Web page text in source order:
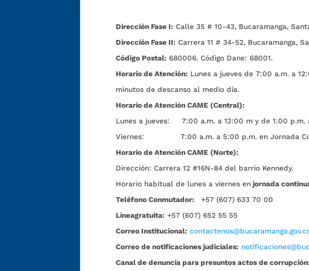
Dirección Fase I: Calle 35 # 10-43, Bucaramanga,
Dirección Fase II: Carrera 11 # 34-52, Bucaramanga,
Código Postal: 680006. Código Dane: 68001.
Horario de Atención: Lunes a jueves de 7:00 a.m. a
minutos de descanso al medio día.
Horario de Atención CAME (Central):
Lunes a jueves: 7:00 a.m. a 12:00 m y de 1:00 p.m.
Viernes: 7:00 a.m. a 5:00 p.m. en Jornada
Horario de Atención CAME (Norte):
Dirección: Carrera 12 #16N-84 del barrio Kennedy.
Horario habitual de lunes a viernes en jornada
Teléfono Conmutador:
+57 (607) 633 70 00
Líneagratuita: +57 (607) 652 55 55
Correo Institucional:
Correo de notificaciones judiciales:
Canal de denuncia para presuntos actos de corrupción: